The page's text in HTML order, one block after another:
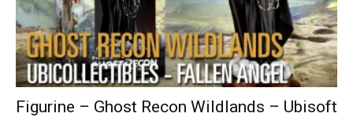
Figurine – Ghost Recon Wildlands – Ubisoft